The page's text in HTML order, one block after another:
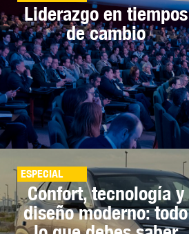
Liderazgo en tiempos
de cambio
ESPECIAL
Confort, tecnología y
diseño moderno: todo